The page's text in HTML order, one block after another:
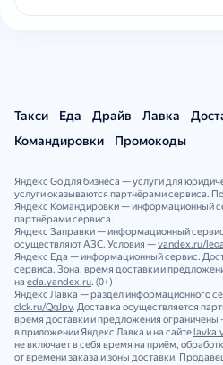
Такси Еда Драйв Лавка
Командировки
Промокоды
Яндекс Go для бизнеса — услуги для
услуги оказываются партнёрами сервиса.
Яндекс Командировки — информационный
партнёрами сервиса.
Яндекс Заправки — информационный
осуществляют АЗС. Условия —yandex.ru/
Яндекс Еда — информационный сервис.
сервиса. Зона, время доставки и
на eda.yandex.ru. (0+)
Яндекс Лавка — раздел информационного
clck.ru/QgJpy. Доставка осуществляется
время доставки и предложения
в приложении Яндекс Лавка и на сайте
не включает в себя время на приём,
от времени заказа и зоны доставки.